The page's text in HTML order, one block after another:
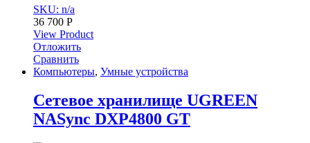
SKU: n/a
36 700 Р
View Product
Отложить
Сравнить
Компьютеры, Умные устройства
Cетевое хранилище UGREEN
NASync DXP4800 GT